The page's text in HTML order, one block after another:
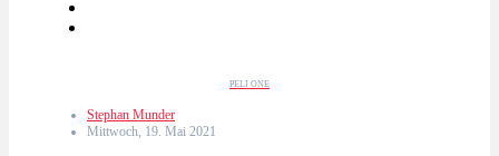
PELI ONE
Stephan Munder
Mittwoch, 19. Mai 2021